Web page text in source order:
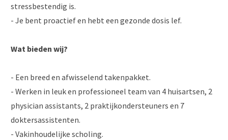
stressbestendig is.
- Je bent proactief en hebt een gezonde dosis lef.
Wat bieden wij?
- Een breed en afwisselend takenpakket.
- Werken in leuk en professioneel team van 4 huisartsen, 2
physician assistants, 2 praktijkondersteuners en 7
doktersassistenten.
- Vakinhoudelijke scholing.